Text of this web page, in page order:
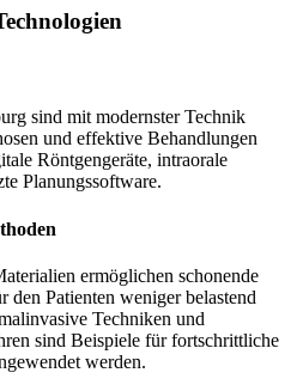
sind mit modernster Technik
und effektive Behandlungen
Röntgengeräte, intraorale
Planungssoftware.
ermöglichen schonende
den Patienten weniger belastend
Techniken und
sind Beispiele für fortschrittliche
werden.